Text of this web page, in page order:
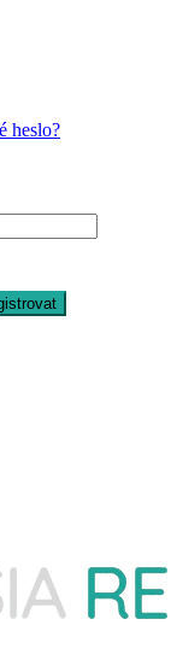
heslo?